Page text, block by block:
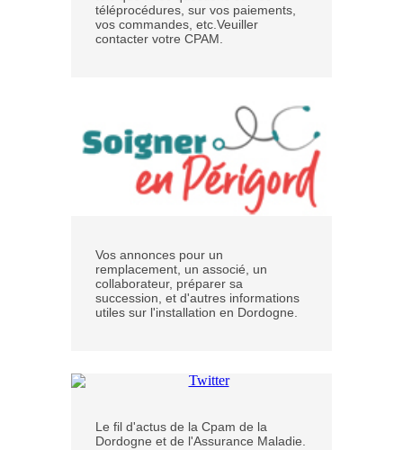
téléprocédures, sur vos paiements,
vos commandes, etc.Veuiller
contacter votre CPAM.
Vos annonces pour un
remplacement, un associé, un
collaborateur, préparer sa
succession, et d'autres informations
utiles sur l'installation en Dordogne.
Le fil d'actus de la Cpam de la
Dordogne et de l'Assurance Maladie.